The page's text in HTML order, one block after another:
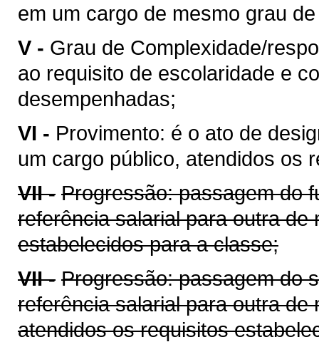
em um cargo de mesmo grau
V - Grau de Complexidade/
ao requisito de escolaridade e
desempenhadas;
VI - Provimento: é o ato de
um cargo público, atendidos os
VII - Progressão: passagem do
referência salarial para outra
estabelecidos para a classe;
VII - Progressão: passagem do
referência salarial para outra
atendidos os requisitos